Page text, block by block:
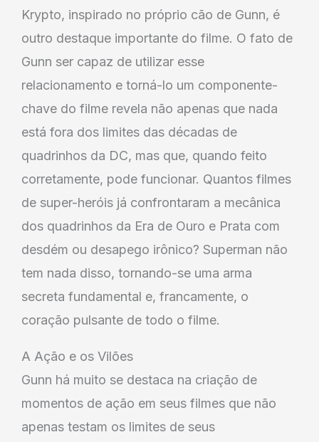
Krypto, inspirado no próprio cão de Gunn, é
outro destaque importante do filme. O fato de
Gunn ser capaz de utilizar esse
relacionamento e torná-lo um componente-
chave do filme revela não apenas que nada
está fora dos limites das décadas de
quadrinhos da DC, mas que, quando feito
corretamente, pode funcionar. Quantos filmes
de super-heróis já confrontaram a mecânica
dos quadrinhos da Era de Ouro e Prata com
desdém ou desapego irônico? Superman não
tem nada disso, tornando-se uma arma
secreta fundamental e, francamente, o
coração pulsante de todo o filme.
A Ação e os Vilões
Gunn há muito se destaca na criação de
momentos de ação em seus filmes que não
apenas testam os limites de seus